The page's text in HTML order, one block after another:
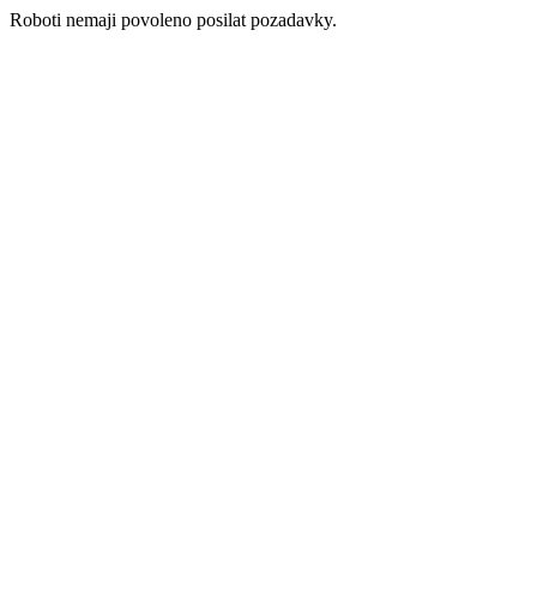
Roboti nemaji povoleno posilat pozadavky.